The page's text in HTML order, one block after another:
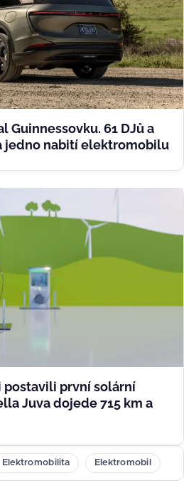
Guinnessovku. 61 DJů a
jedno nabití elektromobilu
první solární
Juva dojede 715 km a
Elektromobilita Elektromobil